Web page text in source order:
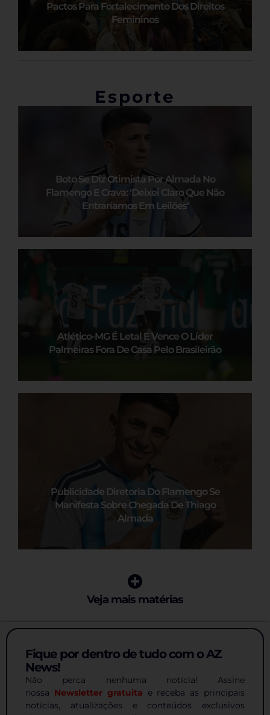
Pactos Para Fortalecimento Dos Direitos
Femininos
Esporte
Boto Se Diz Otimista Por Almada No
Flamengo E Crava: ‘Deixei Claro Que Não
Entraríamos Em Leilões’
Atlético-MG É Letal E Vence O Líder
Palmeiras Fora De Casa Pelo Brasileirão
Publicidade Diretoria Do Flamengo Se
Manifesta Sobre Chegada De Thiago
Almada
Veja mais matérias
Fique por dentro de tudo com o AZ
News!
Não perca nenhuma notícia! Assine
nossa Newsletter gratuita e receba as principais
notícias, atualizações e conteúdos exclusivos